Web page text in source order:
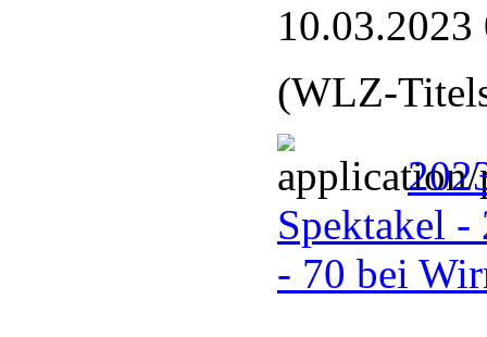
10.03.2023
(WLZ-
Spektakel -
- 70 bei